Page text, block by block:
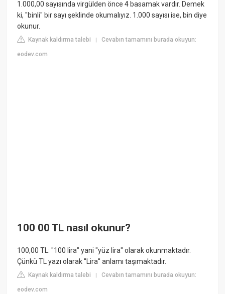
1.000,00 sayısında virgülden önce 4 basamak vardır. Demek
ki, "binli" bir sayı şeklinde okumalıyız. 1.000 sayısı ise, bin diye
okunur.
Kaynak kaldırma talebi |Cevabın tamamını burada okuyun:
eodev.com
100 00 TL nasıl okunur?
100,00 TL: "100 lira" yani "yüz lira" olarak okunmaktadır.
Çünkü TL yazı olarak ''Lira'' anlamı taşımaktadır.
Kaynak kaldırma talebi |Cevabın tamamını burada okuyun:
eodev.com